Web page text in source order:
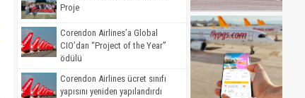
Proje
Corendon Airlines’a Global
CIO’dan “Project of the Year”
ödülü
Corendon Airlines ücret sınıfı
yapısını yeniden yapılandırdı